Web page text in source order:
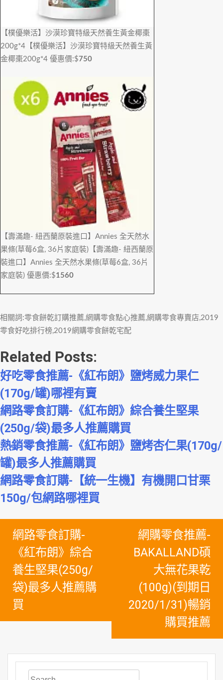
【樸優樂活】沙漠珍寶特級天然養生黃金椰棗
200g*4 【樸優樂活】沙漠珍寶特級天然養生黃
金椰棗200g*4 優惠價:$750
【壽滿趣- 紐西蘭原裝進口】Annies 全天然水
果條(草莓6盒, 36片家庭裝) 【壽滿趣- 紐西蘭原
裝進口】Annies 全天然水果條(草莓6盒, 36片
家庭裝) 優惠價:$1560
相關詞:零食餅乾訂購推薦,網購零食點心推薦,網購零食專賣店,2019
零食好吃排行榜,2019網購零食餅乾宅配
Related Posts:
好吃零食推薦-《紅布朗》鹽烤威力果仁
(170g/罐)哪裡有賣
網路零食訂購-《紅布朗》綜合養生堅果
(250g/袋)最多人推薦購買
熱銷零食推薦-《紅布朗》鹽烤杏仁果(170g/
罐)最多人推薦購買
網路零食訂購-【統一生機】有機開口甘栗
150g/包網路哪裡買
文
章
覽
網路零食訂購-
《紅布朗》綜合
養生堅果(250g/
袋)最多人推薦購
買
網購零食推薦-
BAKALLAND碩
大無花果乾
(100g)(到期日
2020/1/31)暢銷
購買推薦